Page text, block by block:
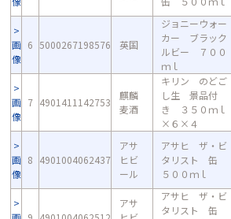
画
像
6 5000267198576 英国
ジョニーウォー
カー ブラック
ルビー ７００
ｍｌ
画
像
7 4901411142753
麒麟
麦酒
キリン のどご
し生 景品付
き ３５０ｍｌ
×６×４
画
像
8 4901004062437
アサ
ヒビ
ール
アサヒ ザ・ビ
タリスト 缶
５００ｍｌ
アサ
アサヒ ザ・ビ
タリスト 缶